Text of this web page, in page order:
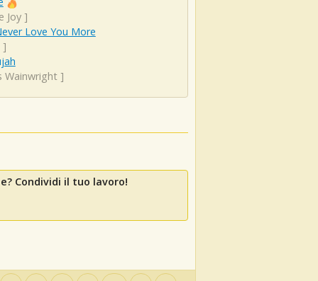
Joy]
Love You More
]
Wainwright]
Condividi il tuo lavoro!